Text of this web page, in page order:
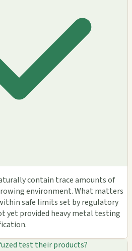
contain trace amounts of
environment. What matters
safe limits set by regulatory
yet provided heavy metal testing
test their products?